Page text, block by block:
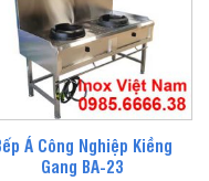
Á Công Nghiệp Kiềng
Gang BA-23